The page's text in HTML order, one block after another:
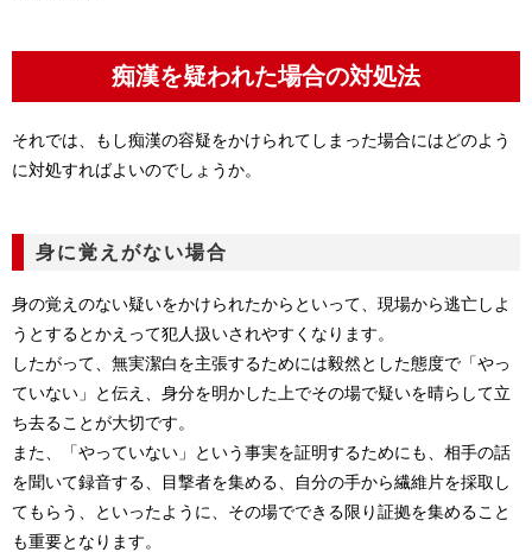
痴漢を疑われた場合の対処法
それでは、もし痴漢の容疑をかけられてしまった場合にはどのよう
に対処すればよいのでしょうか。
身に覚えがない場合
身の覚えのない疑いをかけられたからといって、現場から逃亡しよ
うとするとかえって犯人扱いされやすくなります。
したがって、無実潔白を主張するためには毅然とした態度で「やっ
ていない」と伝え、身分を明かした上でその場で疑いを晴らして立
ち去ることが大切です。
また、「やっていない」という事実を証明するためにも、相手の話
を聞いて録音する、目撃者を集める、自分の手から繊維片を採取し
てもらう、といったように、その場でできる限り証拠を集めること
も重要となります。